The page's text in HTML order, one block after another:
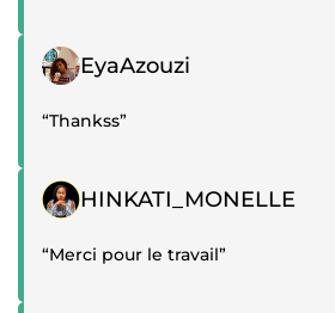
Témoignage positif
EyaAzouzi
“Thankss”
Témoignage positif
HINKATI_MONELLE
“Merci pour le travail”